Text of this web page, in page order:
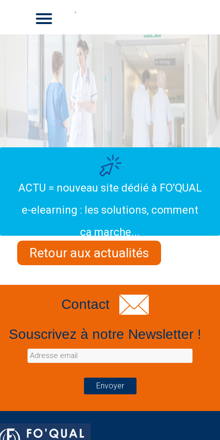
ACTU = nouveau site dédié à FO'QUAL
e-elearning : les solutions, comment
ça marche...
Retour aux actualités
Contact
Souscrivez à notre Newsletter !